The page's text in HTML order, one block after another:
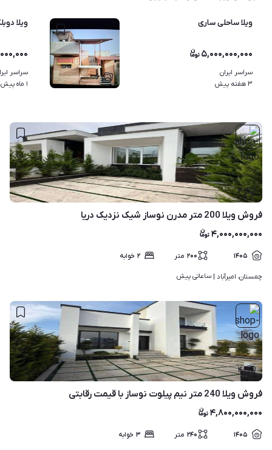
۶
ویلا ساحلی ساری
۵,۰۰۰,۰۰۰,۰۰۰
سراسر ایران
۳ هفته پیش
ویلا
سراسر
۱ ماه پیش
۴
فروش ویلا 200 متر مدرن نوساز شیک نزدیک دریا
۴,۰۰۰,۰۰۰,۰۰۰
۱۴۰۵ ۲۰۰ متر ۲ خوابه
چمستان، امیرآباد | ساعاتی پیش
۴
فروش ویلا 240 متر نیم پیلوت نوساز با قیمت رقابتی
۴,۸۰۰,۰۰۰,۰۰۰
۱۴۰۵ ۲۴۰ متر ۳ خوابه